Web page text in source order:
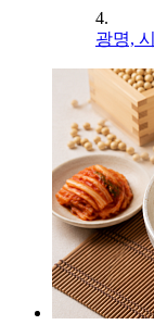
4.
광명,